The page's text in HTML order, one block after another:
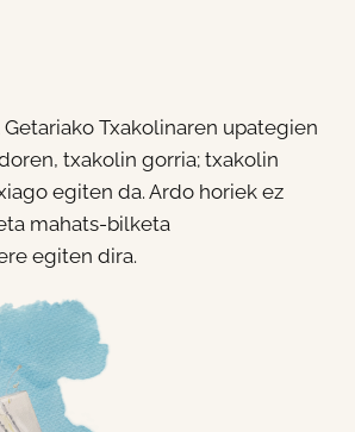
Txakolinaren upategien
txakolin gorria; txakolin
egiten da. Ardo horiek ez
mahats-bilketa
egiten dira.